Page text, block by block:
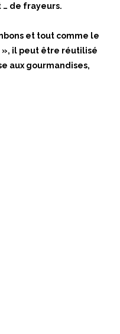
de frayeurs.
et tout comme le
», il peut être réutilisé
aux gourmandises,